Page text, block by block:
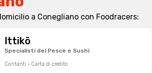
a Conegliano con Foodracers:
Ittikō
Specialisti del Pesce e Sushi
Contanti · Carta di credito